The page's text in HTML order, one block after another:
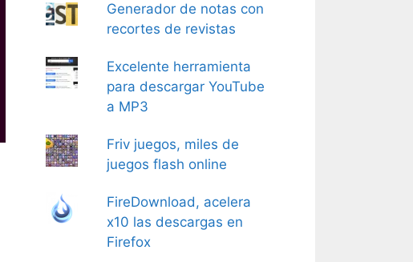
Generador de notas con
recortes de revistas
Excelente herramienta
para descargar YouTube
a MP3
Friv juegos, miles de
juegos flash online
FireDownload, acelera
x10 las descargas en
Firefox